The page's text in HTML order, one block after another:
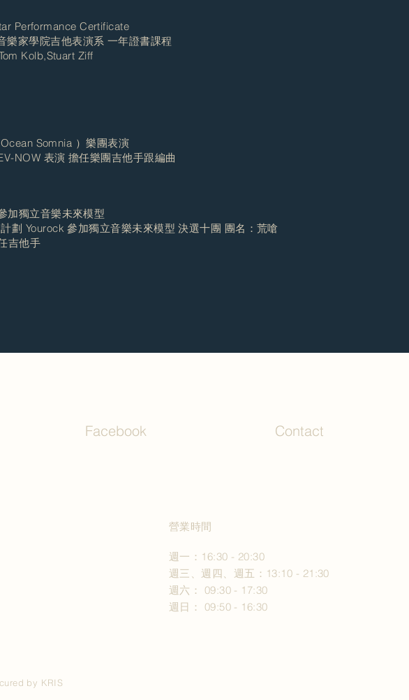
Performance Certificate
樂家學院吉他表演系 一年證書課程
Kolb,Stuart Ziff
Somnia ）樂團表演
NOW 表演 擔任樂團吉他手跟編曲
加獨立音樂未來模型
劃 Yourock 參加獨立音樂未來模型 決選十團 團名：荒嗆
吉他手
Facebook Contact
營業時間
週一：16:30 - 20:30
週三、週四、週五：13:10 - 21:30
週六： 09:30 - 17:30
週日： 09:50 - 16:30
by KRIS